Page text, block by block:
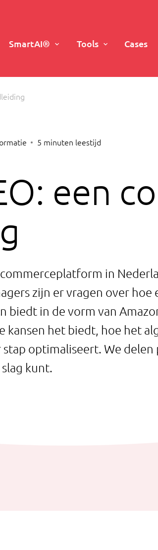
SmartAI® Tools Cases
5 minuten leestijd
een
in
zijn er vragen over
biedt in de vorm van
kansen het biedt, hoe het
optimaliseert. We delen
kunt.